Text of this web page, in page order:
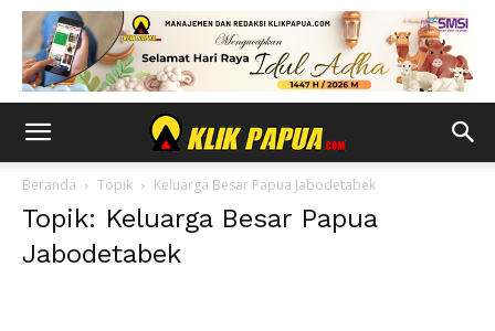
Beranda Topik Keluarga Besar Papua Jabodetabek
Topik: Keluarga Besar Papua
Jabodetabek